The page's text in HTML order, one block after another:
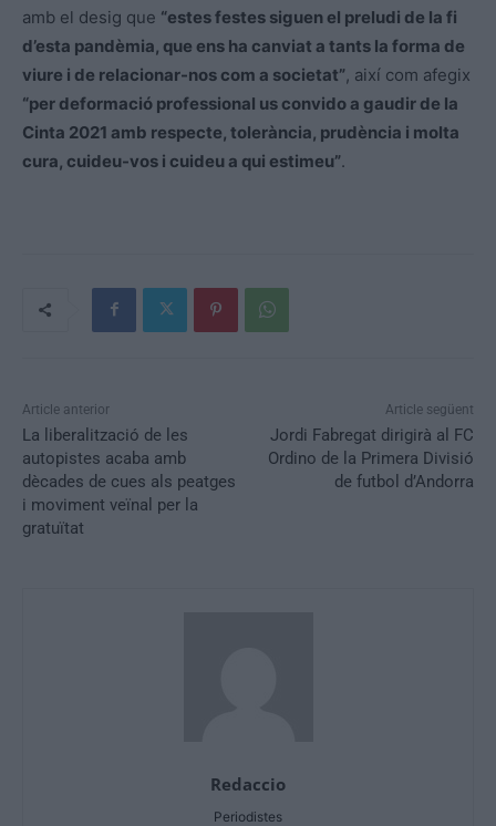
amb el desig que “estes festes siguen el preludi de la fi
d’esta pandèmia, que ens ha canviat a tants la forma de
viure i de relacionar-nos com a societat”, així com afegix
“per deformació professional us convido a gaudir de la
Cinta 2021 amb respecte, tolerància, prudència i molta
cura, cuideu-vos i cuideu a qui estimeu”.
Article anterior
La liberalització de les
autopistes acaba amb
dècades de cues als peatges
i moviment veïnal per la
gratuïtat
Article següent
Jordi Fabregat dirigirà al FC
Ordino de la Primera Divisió
de futbol d’Andorra
Redaccio
Periodistes